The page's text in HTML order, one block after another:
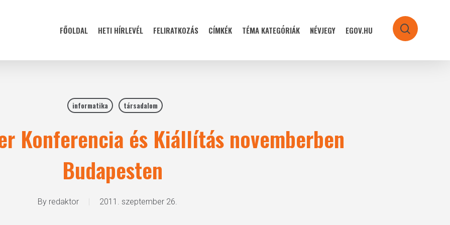
FŐOLDAL HETI HÍRLEVÉL FELIRATKOZÁS CÍMKÉK TÉMA KATEGÓRIÁK NÉVJEGY EGOV.HU search
informatika társadalom
Konferencia és Kiállítás novemberben
Budapesten
By redaktor 2011. szeptember 26.